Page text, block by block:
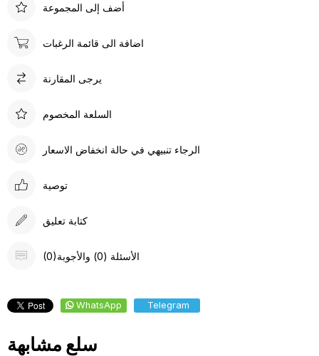
أضف إلى المجموعة
اضافة الى قائمة الرغبات
يرجى المقارنة
السلعة المخصوم
الرجاء تنبيهي في حالة انخفاض الاسعار
توصية
كتابة تعليق
(0)الأسئلة (0) والأجوبة
WhatsApp Telegram
سلع مشابهة